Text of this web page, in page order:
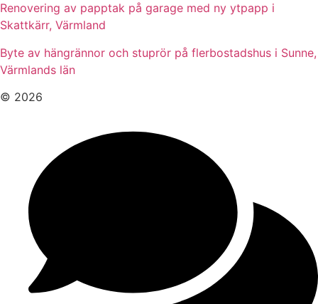
Renovering av papptak på garage med ny ytpapp i
Skattkärr, Värmland
Byte av hängrännor och stuprör på flerbostadshus i Sunne,
Värmlands län
© 2026